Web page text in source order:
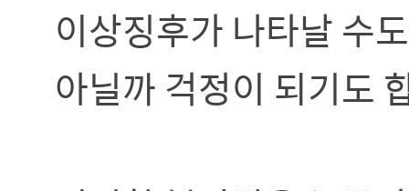
이상징후가 나타날 수
아닐까 걱정이 되기도